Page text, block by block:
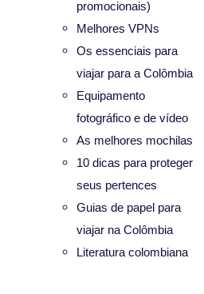
promocionais)
Melhores VPNs
Os essenciais para
viajar para a Colômbia
Equipamento
fotográfico e de vídeo
As melhores mochilas
10 dicas para proteger
seus pertences
Guias de papel para
viajar na Colômbia
Literatura colombiana